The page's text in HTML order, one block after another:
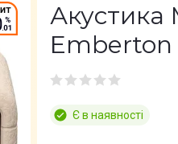
Акустика
Emberton
Є в наявності